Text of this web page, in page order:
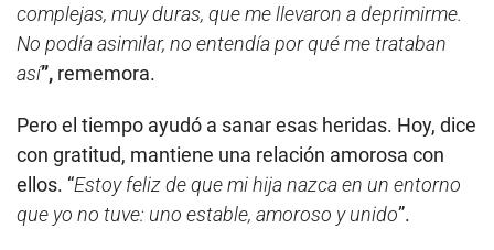
complejas, muy duras, que me llevaron a deprimirme.
No podía asimilar, no entendía por qué me trataban
así”, rememora.
Pero el tiempo ayudó a sanar esas heridas. Hoy, dice
con gratitud, mantiene una relación amorosa con
ellos. “Estoy feliz de que mi hija nazca en un entorno
que yo no tuve: uno estable, amoroso y unido”.